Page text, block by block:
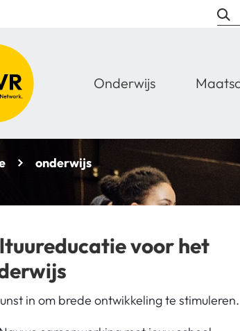
Onderwijs
onderwijs
voor het
in om brede ontwikkeling te stimuleren.